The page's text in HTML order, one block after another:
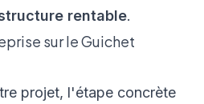
rentable.
sur le Guichet
projet, l'étape concrète